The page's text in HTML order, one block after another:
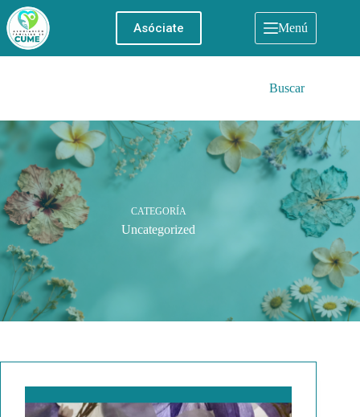
Saltar
al
contenido
Asóciate Menú
Buscar
CATEGORÍA
Uncategorized